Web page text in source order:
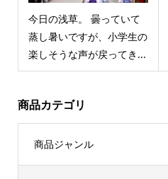
今日の浅草。 曇っていて
蒸し暑いですが、小学生の
楽しそうな声が戻ってき...
商品カテゴリ
商品ジャンル